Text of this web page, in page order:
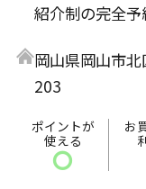
紹介制の完全予
岡山県岡山市
203
ポイントが
使える
〇
お